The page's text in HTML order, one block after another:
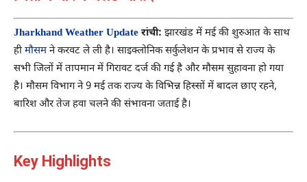
Jharkhand Weather Update रांची: झारखंड में मई की शुरुआत के साथ
ही मौसमने करवट ले ली है। साइक्लोनिक सर्कुलेशन के प्रभाव से राज्य के
सभी जिलों में तापमान में गिरावट दर्ज की गई है और मौसम सुहावना हो गया
है। मौसम विभाग ने 9 मई तक राज्य के विभिन्न हिस्सों में बादल छाए रहने,
बारिश और तेज हवा चलने की संभावना जताई है।
Key Highlights